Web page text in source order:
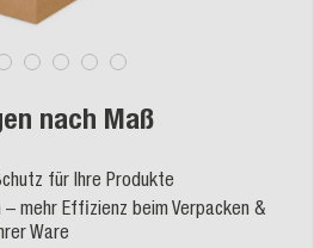
nach Maß
für Ihre Produkte
mehr Effizienz beim Verpacken &
Ware